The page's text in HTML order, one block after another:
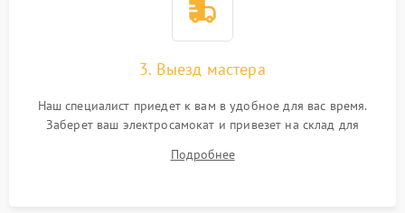
3. Выезд мастера
Наш специалист приедет к вам в удобное для вас время.
Заберет ваш электросамокат и привезет на склад для
Подробнее